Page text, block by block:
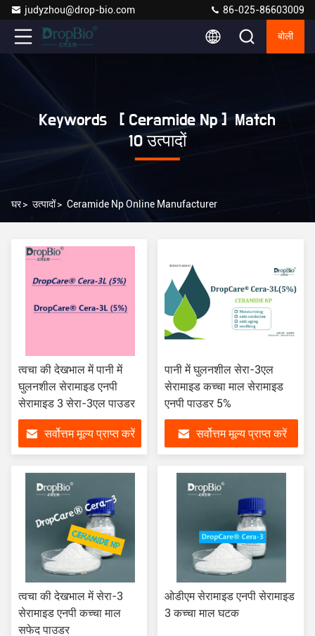
judyzhou@drop-bio.com 86-025-86603009
बोली
Keywords [ Ceramide Np ] Match
10 उत्पादों
घर> उत्पादों> Ceramide Np Online Manufacturer
त्वचा की देखभाल में पानी में
घुलनशील सेरामाइड एनपी
सेरामाइड 3 सेरा-3एल पाउडर
सर्वोत्तम मूल्य प्राप्त करें
पानी में घुलनशील सेरा-3एल
सेरामाइड कच्चा माल सेरामाइड
एनपी पाउडर 5%
सर्वोत्तम मूल्य प्राप्त करें
त्वचा की देखभाल में सेरा-3
सेरामाइड एनपी कच्चा माल
सफेद पाउडर
ओडीएम सेरामाइड एनपी सेरामाइड
3 कच्चा माल घटक